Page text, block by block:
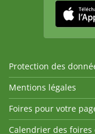
Protection des
Mentions légales
Foires pour votre
Calendrier des foires